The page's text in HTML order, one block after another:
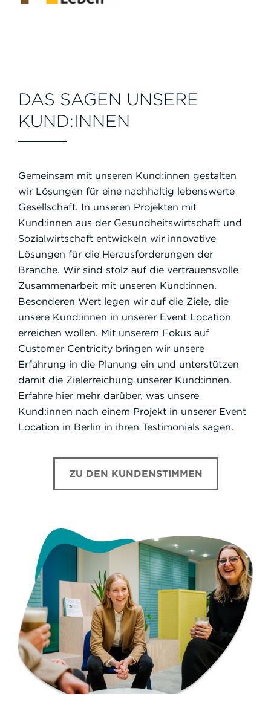
DAS SAGEN UNSERE
KUND:INNEN
Gemeinsam mit unseren Kund:innen gestalten
wir Lösungen für eine nachhaltig lebenswerte
Gesellschaft. In unseren Projekten mit
Kund:innen aus der Gesundheitswirtschaft und
Sozialwirtschaft entwickeln wir innovative
Lösungen für die Herausforderungen der
Branche. Wir sind stolz auf die vertrauensvolle
Zusammenarbeit mit unseren Kund:innen.
Besonderen Wert legen wir auf die Ziele, die
unsere Kund:innen in unserer Event Location
erreichen wollen. Mit unserem Fokus auf
Customer Centricity bringen wir unsere
Erfahrung in die Planung ein und unterstützen
damit die Zielerreichung unserer Kund:innen.
Erfahre hier mehr darüber, was unsere
Kund:innen nach einem Projekt in unserer Event
Location in Berlin in ihren Testimonials sagen.
ZU DEN KUNDENSTIMMEN